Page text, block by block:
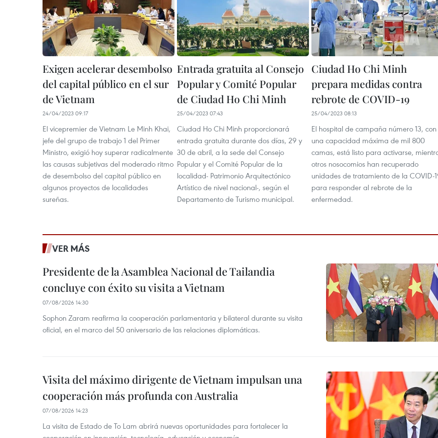
Exigen acelerar desembolso
del capital público en el sur
de Vietnam
24/04/2023 09:17
El vicepremier de Vietnam Le Minh Khai,
jefe del grupo de trabajo 1 del Primer
Ministro, exigió hoy superar radicalmente
las causas subjetivas del moderado ritmo
de desembolso del capital público en
algunos proyectos de localidades
sureñas.
Entrada gratuita al Consejo
Popular y Comité Popular
de Ciudad Ho Chi Minh
25/04/2023 07:43
Ciudad Ho Chi Minh proporcionará
entrada gratuita durante dos días, 29 y
30 de abril, a la sede del Consejo
Popular y el Comité Popular de la
localidad- Patrimonio Arquitectónico
Artístico de nivel nacional-, según el
Departamento de Turismo municipal.
Ciudad Ho Chi Minh
prepara medidas contra
rebrote de COVID-19
25/04/2023 08:13
El hospital de campaña número 13, con
una capacidad máxima de mil 800
camas, está listo para activarse,
otros nosocomios han recuperado
unidades de tratamiento de la COVID-
para responder al rebrote de la
enfermedad.
VER MÁS
Presidente de la Asamblea Nacional de Tailandia
concluye con éxito su visita a Vietnam
07/08/2026 14:30
Sophon Zaram reafirma la cooperación parlamentaria y bilateral durante su visita
oficial, en el marco del 50 aniversario de las relaciones diplomáticas.
Visita del máximo dirigente de Vietnam impulsan una
cooperación más profunda con Australia
07/08/2026 14:23
La visita de Estado de To Lam abrirá nuevas oportunidades para fortalecer la